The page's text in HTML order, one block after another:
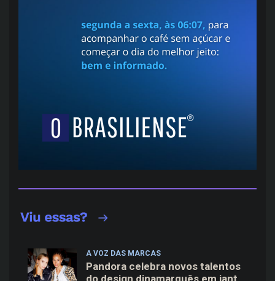
A VOZ DAS MARCAS
Pandora celebra novos talentos